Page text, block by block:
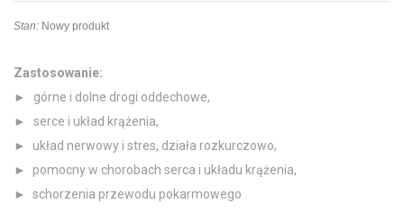
Stan: Nowy produkt
Zastosowanie:
► górne i dolne drogi oddechowe,
► serce i układ krążenia,
►
układ nerwowy i stres, działa rozkurczowo,
►
pomocny w chorobach serca i układu krążenia,
►
schorzenia przewodu pokarmowego